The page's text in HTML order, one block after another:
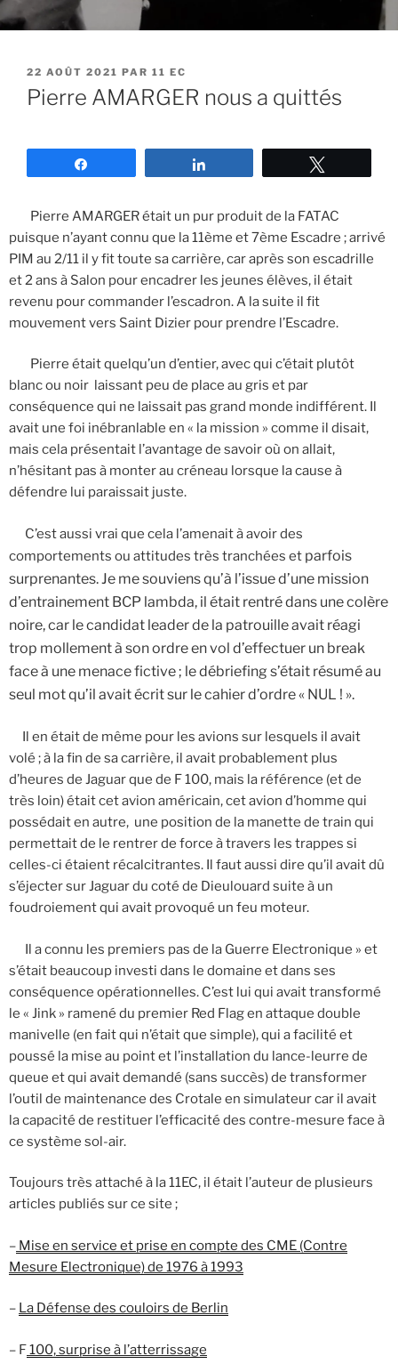
22 AOÛT 2021 PAR 11 EC
Pierre AMARGER nous a quittés
Pierre AMARGER était un pur produit de la FATAC
puisque n’ayant connu que la 11ème et 7ème Escadre ; arrivé
PIM au 2/11 il y fit toute sa carrière, car après son escadrille
et 2 ans à Salon pour encadrer les jeunes élèves, il était
revenu pour commander l’escadron. A la suite il fit
mouvement vers Saint Dizier pour prendre l’Escadre.
Pierre était quelqu’un d’entier, avec qui c’était plutôt
blanc ou noir laissant peu de place au gris et par
conséquence qui ne laissait pas grand monde indifférent. Il
avait une foi inébranlable en « la mission » comme il disait,
mais cela présentait l’avantage de savoir où on allait,
n’hésitant pas à monter au créneau lorsque la cause à
défendre lui paraissait juste.
C’est aussi vrai que cela l’amenait à avoir des
comportements ou attitudes très tranchées et parfois
surprenantes. Je me souviens qu’à l’issue d’une mission
d’entrainement BCP lambda, il était rentré dans une colère
noire, car le candidat leader de la patrouille avait réagi
trop mollement à son ordre en vol d’effectuer un break
face à une menace fictive ; le débriefing s’était résumé au
seul mot qu’il avait écrit sur le cahier d’ordre « NUL ! ».
Il en était de même pour les avions sur lesquels il avait
volé ; à la fin de sa carrière, il avait probablement plus
d’heures de Jaguar que de F 100, mais la référence (et de
très loin) était cet avion américain, cet avion d’homme qui
possédait en autre, une position de la manette de train qui
permettait de le rentrer de force à travers les trappes si
celles-ci étaient récalcitrantes. Il faut aussi dire qu’il avait dû
s’éjecter sur Jaguar du coté de Dieulouard suite à un
foudroiement qui avait provoqué un feu moteur.
Il a connu les premiers pas de la Guerre Electronique » et
s’était beaucoup investi dans le domaine et dans ses
conséquence opérationnelles. C’est lui qui avait transformé
le « Jink » ramené du premier Red Flag en attaque double
manivelle (en fait qui n’était que simple), qui a facilité et
poussé la mise au point et l’installation du lance-leurre de
queue et qui avait demandé (sans succès) de transformer
l’outil de maintenance des Crotale en simulateur car il avait
la capacité de restituer l’efficacité des contre-mesure face à
ce système sol-air.
Toujours très attaché à la 11EC, il était l’auteur de plusieurs
articles publiés sur ce site ;
– Mise en service et prise en compte des CME (Contre
Mesure Electronique) de 1976 à 1993
– La Défense des couloirs de Berlin
– F100, surprise à l’atterrissage